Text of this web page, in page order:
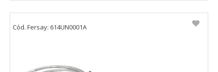
Cód. Fersay: 614UN0001A